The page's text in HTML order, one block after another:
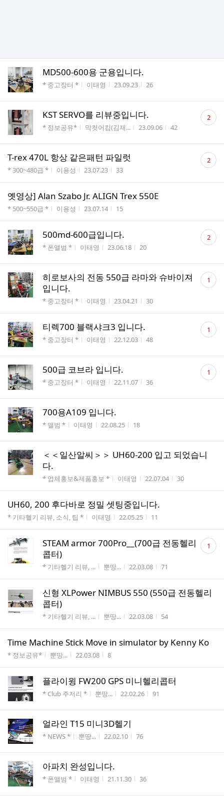
MD500-600용 군용입니다.
게시판명
* 중고장터 * 작성자
이태영 작성시간
23.09.23 조회수
26
KST SERVO를 리뷰중입니다.
게시판명
* 정보공유* 작성자
막컷어킴(김재... 작성시간
23.09.06 조회수
42
댓
글 2
T-rex 470L 항상 같은패턴 파일럿
게시판명
* 300~480급 * 작성자
이용성 작성시간
23.07.23 조회수
33
댓
글 2
옛영상] Alan Szabo Jr. ALIGN Trex 550E
게시판명
* 500~550급 * 작성자
이용성 작성시간
23.07.14 조회수
15
500md-600급입니다.
게시판명
* 폰앨범 * 작성자
이태영 작성시간
23.06.18 조회수
20
댓
글 2
히로보사의 전동 550급 라마와 슈바이져
입니다.
게시판명
* 중고장터 * 작성자
이태영 작성시간
23.04.21 조회수
30
댓
글 1
티렉700 블랙샤크3 입니다.
게시판명
* 중고장터 * 작성자
이태영 작성시간
22.12.03 조회수
48
댓
글 1
500급 코브라 입니다.
게시판명
* 중고장터 * 작성자
이태영 작성시간
22.11.07 조회수
36
댓
글 1
700용A109 입니다.
게시판명
* 앨범 * 작성자
이태영 작성시간
22.08.25 조회수
18
＜＜일산알씨＞＞ UH60-200 입고 되었습니
다.
게시판명
* 업체홍보&제품홍보 * 작성자
이태영 작성시간
22.07.04 조회수
30
UH60, 200 후다바로 정밀 셋팅중입니다.
게시판명
* 기타헬기 리뷰, 소식, 팁 * 작성자
이태영 작성시간
22.05.25 조회수
11
STEAM armor 700Pro__(700급 전동헬리
콥터)
게시판명
* 기타헬기 리뷰, ... 작성자
뿐땅... 작성시간
22.03.08 조회수
71
댓
글 1
신형 XLPower NIMBUS 550 (550급 전동헬리
콥터)
게시판명
* 기타헬기 리뷰, ... 작성자
뿐땅... 작성시간
22.03.08 조회수
54
Time Machine Stick Move in simulator by Kenny Ko
게시판명
* 정보공유* 작성자
뿐땅... 작성시간
22.03.08 조회수
8
플라이윙 FW200 GPS 미니헬리콥터
게시판명
* Club 주저리 * 작성자
뿐땅... 작성시간
22.02.26 조회수
91
얼라인 T15 미니3D헬기
게시판명
* NEWS * 작성자
뿐땅... 작성시간
22.02.10 조회수
76
아파치 완성입니다.
게시판명
* 폰앨범 * 작성자
이태영 작성시간
21.11.30 조회수
36